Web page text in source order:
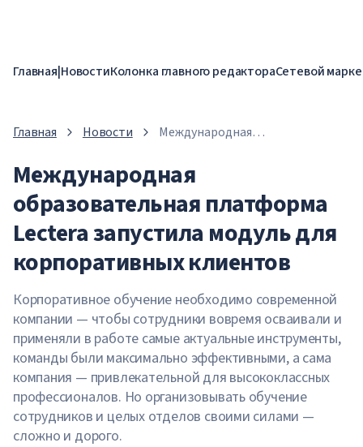
Главная|НовостиКолонка главного редактораСетевой
Главная Новости
Международная
Lectera запустила модуль для
корпоративных клиентов
Международная
образовательная платформа
Lectera запустила модуль для
корпоративных клиентов
Корпоративное обучение необходимо современной
компании — чтобы сотрудники вовремя осваивали и
применяли в работе самые актуальные инструменты,
команды были максимально эффективными, а сама
компания — привлекательной для высококлассных
профессионалов. Но организовывать обучение
сотрудников и целых отделов своими силами —
сложно и дорого.